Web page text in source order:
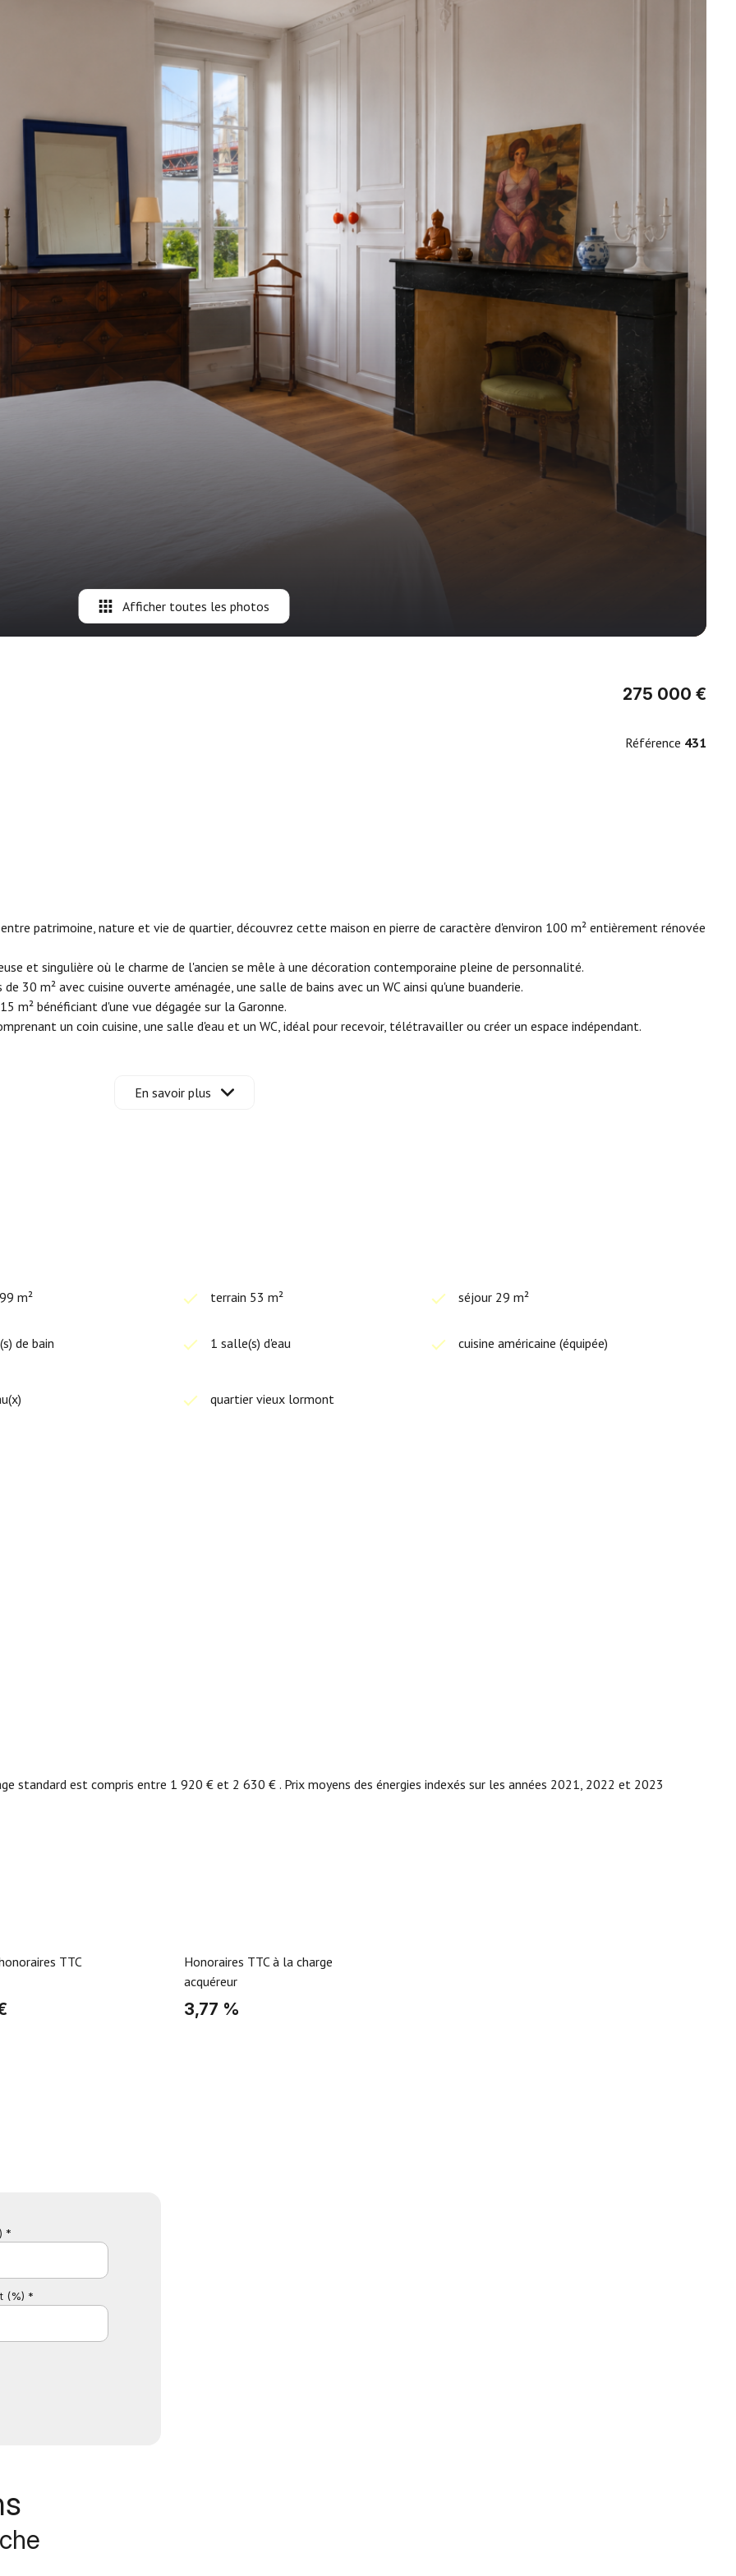
Afficher toutes les photos
275 000 €
Référence 431
patrimoine, nature et vie de quartier, découvrez cette maison en pierre de caractère d'environ 100 m² entièrement rénovée
et singulière où le charme de l'ancien se mêle à une décoration contemporaine pleine de personnalité.
30 m² avec cuisine ouverte aménagée, une salle de bains avec un WC ainsi qu'une buanderie.
m² bénéficiant d'une vue dégagée sur la Garonne.
un coin cuisine, une salle d'eau et un WC, idéal pour recevoir, télétravailler ou créer un espace indépendant.
de caractère aux portes de Bordeaux.
disponibles sur le site
En savoir plus
m² terrain 53 m² séjour 29 m²
de bain 1 salle(s) d'eau cuisine américaine (équipée)
quartier vieux lormont
standard est compris entre 1 920 € et 2 630 € . Prix moyens des énergies indexés sur les années 2021, 2022 et 2023
TTC
Honoraires TTC à la charge
acquéreur
3,77 %
*
(%) *